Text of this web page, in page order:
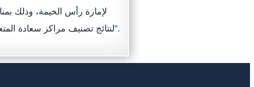
لنتائج تصنيف مراكز سعادة المتعاملين في حكومة رأس الخيمة “نظام النجوم العالمي لتصنيف الخدمات”.